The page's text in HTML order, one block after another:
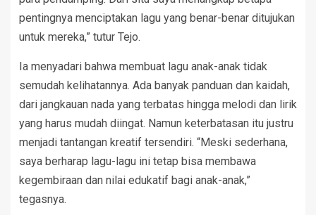
pentingnya menciptakan lagu yang benar-benar ditujukan
untuk mereka,” tutur Tejo.
Ia menyadari bahwa membuat lagu anak-anak tidak
semudah kelihatannya. Ada banyak panduan dan kaidah,
dari jangkauan nada yang terbatas hingga melodi dan lirik
yang harus mudah diingat. Namun keterbatasan itu justru
menjadi tantangan kreatif tersendiri. “Meski sederhana,
saya berharap lagu-lagu ini tetap bisa membawa
kegembiraan dan nilai edukatif bagi anak-anak,”
tegasnya.